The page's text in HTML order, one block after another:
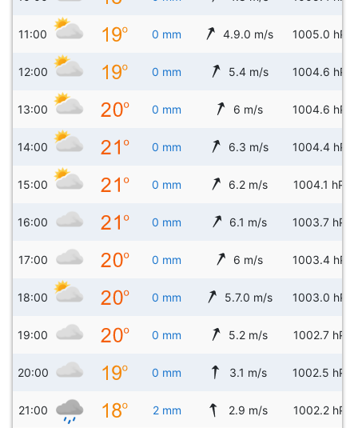
11:00 0 mm 4.9.0 m/s 1005.0 hPa
12:00 0 mm 5.4 m/s 1004.6 hPa
13:00 0 mm 6 m/s 1004.6 hPa
14:00 0 mm 6.3 m/s 1004.4 hPa
15:00 0 mm 6.2 m/s 1004.1 hPa
16:00 0 mm 6.1 m/s 1003.7 hPa
17:00 0 mm 6 m/s 1003.4 hPa
18:00 0 mm 5.7.0 m/s 1003.0 hPa
19:00 0 mm 5.2 m/s 1002.7 hPa
20:00 0 mm 3.1 m/s 1002.5 hPa
21:00 2 mm 2.9 m/s 1002.2 hPa